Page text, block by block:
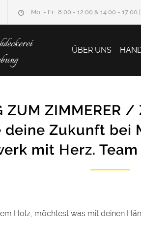
Mo. - Fr.: 8:00 - 12:00 & 14:00 - 17:00
ÜBER UNS
ZUM ZIMMERER
deine Zukunft bei
mit Herz.
Holz, möchtest was mit deinen